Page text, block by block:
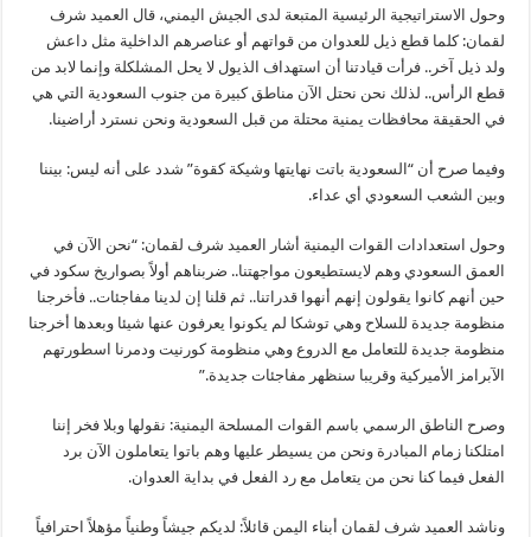
وحول الاستراتيجية الرئيسية المتبعة لدى الجيش اليمني، قال العميد شرف
لقمان: كلما قطع ذيل للعدوان من قواتهم أو عناصرهم الداخلية مثل داعش
ولد ذيل آخر.. فرأت قيادتنا أن استهداف الذيول لا يحل المشلكلة وإنما لابد من
قطع الرأس.. لذلك نحن نحتل الآن مناطق كبيرة من جنوب السعودية التي هي
في الحقيقة محافظات يمنية محتلة من قبل السعودية ونحن نسترد أراضينا.
وفيما صرح أن “السعودية باتت نهايتها وشيكة كقوة” شدد على أنه ليس: بيننا
وبين الشعب السعودي أي عداء.
وحول استعدادات القوات اليمنية أشار العميد شرف لقمان: “نحن الآن في
العمق السعودي وهم لايستطيعون مواجهتنا.. ضربناهم أولاً بصواريخ سكود في
حين أنهم كانوا يقولون إنهم أنهوا قدراتنا.. ثم قلنا إن لدينا مفاجئات.. فأخرجنا
منظومة جديدة للسلاح وهي توشكا لم يكونوا يعرفون عنها شيئا وبعدها أخرجنا
منظومة جديدة للتعامل مع الدروع وهي منظومة كورنيت ودمرنا اسطورتهم
الآبرامز الأميركية وقريبا سنظهر مفاجئات جديدة.”
وصرح الناطق الرسمي باسم القوات المسلحة اليمنية: نقولها وبلا فخر إننا
امتلكنا زمام المبادرة ونحن من يسيطر عليها وهم باتوا يتعاملون الآن برد
الفعل فيما كنا نحن من يتعامل مع رد الفعل في بداية العدوان.
وناشد العميد شرف لقمان أبناء اليمن قائلاً: لديكم جيشاً وطنياً مؤهلاً احترافياً